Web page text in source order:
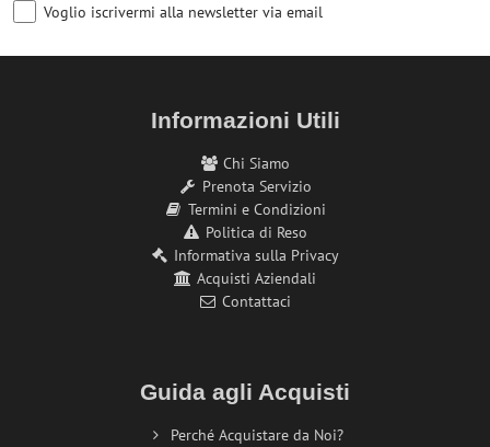
Voglio iscrivermi alla newsletter via email
Informazioni Utili
Chi Siamo
Prenota Servizio
Termini e Condizioni
Politica di Reso
Informativa sulla Privacy
Acquisti Aziendali
Contattaci
Guida agli Acquisti
Perché Acquistare da Noi?